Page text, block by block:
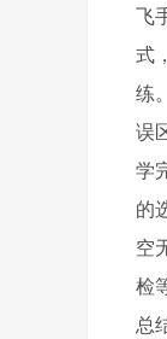
飞
式
练。
误
学
的
空
检
总